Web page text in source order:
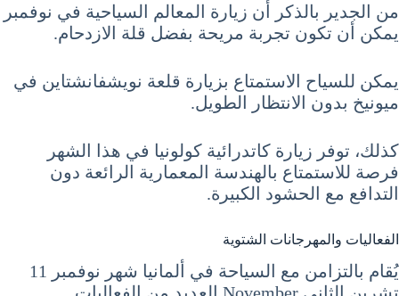
من الجدير بالذكر أن زيارة المعالم السياحية في نوفمبر
يمكن أن تكون تجربة مريحة بفضل قلة الازدحام.
يمكن للسياح الاستمتاع بزيارة قلعة نويشفانشتاين في
ميونيخ بدون الانتظار الطويل.
كذلك، توفر زيارة كاتدرائية كولونيا في هذا الشهر
فرصة للاستمتاع بالهندسة المعمارية الرائعة دون
التدافع مع الحشود الكبيرة.
الفعاليات والمهرجانات الشتوية
يُقام بالتزامن مع السياحة في ألمانيا شهر نوفمبر 11